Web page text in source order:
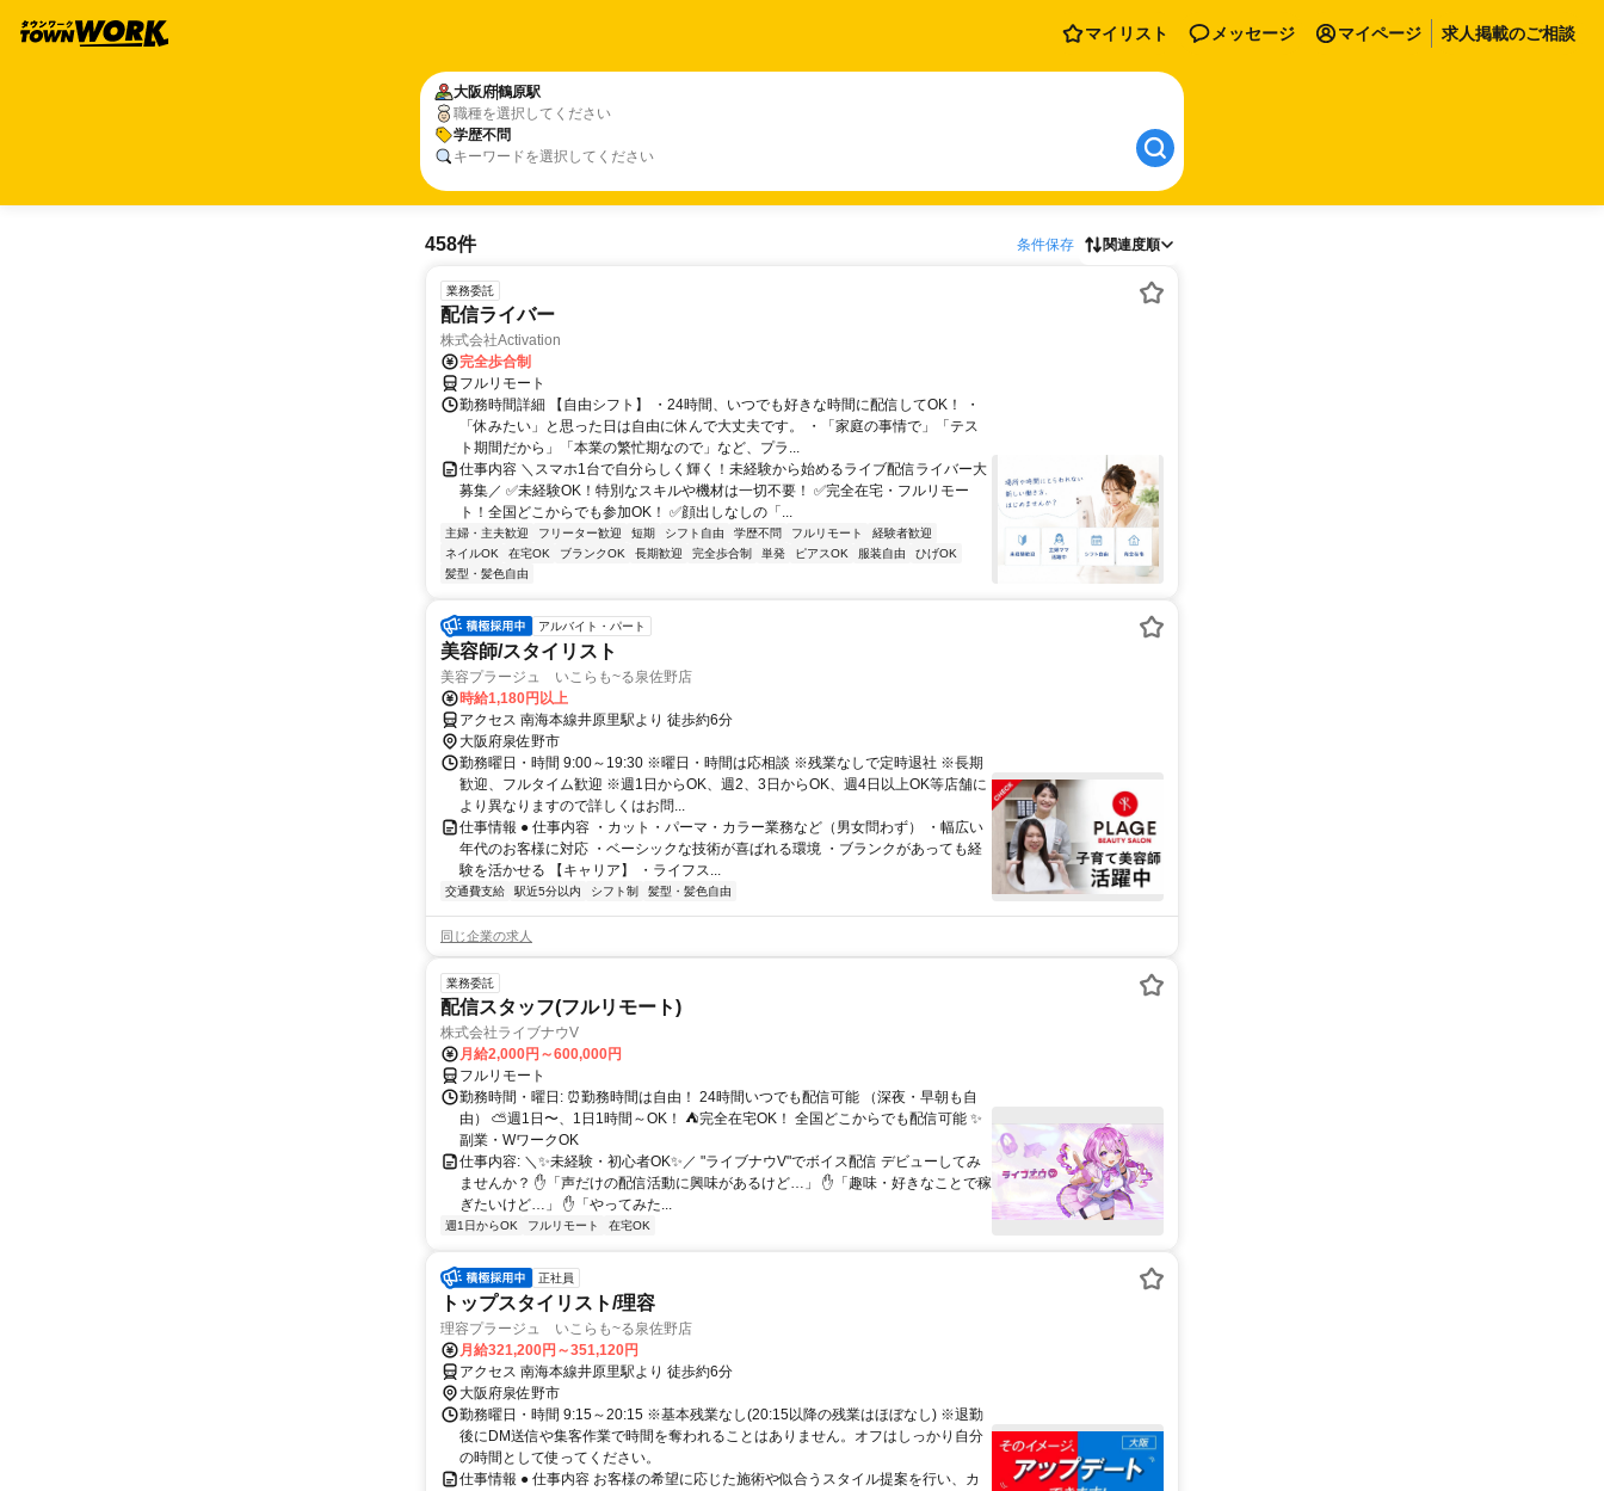
マイリスト メッセージ マイページ 求人掲載のご相談
大阪府鶴原駅
職種を選択してください
学歴不問
キーワードを選択してください
458件 条件保存 関連度順
業務委託
配信ライバー
株式会社Activation
完全歩合制
フルリモート
勤務時間詳細 【自由シフト】 ・24時間、いつでも好きな時間に配信してOK！ ・
「休みたい」と思った日は自由に休んで大丈夫です。 ・「家庭の事情で」「テス
ト期間だから」「本業の繁忙期なので」など、プラ...
仕事内容 ＼スマホ1台で自分らしく輝く！未経験から始めるライブ配信ライバー大
募集／ ✅未経験OK！特別なスキルや機材は一切不要！ ✅完全在宅・フルリモー
ト！全国どこからでも参加OK！ ✅顔出しなしの「...
主婦・主夫歓迎 フリーター歓迎 短期 シフト自由 学歴不問 フルリモート
経験者歓迎
ネイルOK
在宅OK ブランクOK 長期歓迎 完全歩合制 単発 ピアスOK 服装自由
ひげOK
髪型・髪色自由
アルバイト・パート
美容師/スタイリスト
美容プラージュ いこらも~る泉佐野店
時給1,180円以上
アクセス 南海本線井原里駅より 徒歩約6分
大阪府泉佐野市
勤務曜日・時間 9:00～19:30 ※曜日・時間は応相談 ※残業なしで定時退社 ※長期
歓迎、フルタイム歓迎 ※週1日からOK、週2、3日からOK、週4日以上OK等店舗に
より異なりますので詳しくはお問...
仕事情報 ● 仕事内容 ・カット・パーマ・カラー業務など（男女問わず） ・幅広い
年代のお客様に対応 ・ベーシックな技術が喜ばれる環境 ・ブランクがあっても経
験を活かせる 【キャリア】 ・ライフス...
交通費支給 駅近5分以内 シフト制 髪型・髪色自由
同じ企業の求人
業務委託
配信スタッフ(フルリモート)
株式会社ライブナウV
月給2,000円～600,000円
フルリモート
勤務時間・曜日: ⏰勤務時間は自由！ 24時間いつでも配信可能 （深夜・早朝も自
由） ⛅週1日〜、1日1時間～OK！ ⛺完全在宅OK！ 全国どこからでも配信可能 ✨
副業・WワークOK
仕事内容: ＼✨未経験・初心者OK✨／ "ライブナウV"でボイス配信 デビューしてみ
ませんか？ ✋「声だけの配信活動に興味があるけど…」 ✋「趣味・好きなことで稼
ぎたいけど…」 ✋「やってみた...
週1日からOK フルリモート 在宅OK
正社員
トップスタイリスト/理容
理容プラージュ いこらも~る泉佐野店
月給321,200円～351,120円
アクセス 南海本線井原里駅より 徒歩約6分
大阪府泉佐野市
勤務曜日・時間 9:15～20:15 ※基本残業なし(20:15以降の残業はほぼなし) ※退勤
後にDM送信や集客作業で時間を奪われることはありません。オフはしっかり自分
の時間として使ってください。
仕事情報 ● 仕事内容 お客様の希望に応じた施術や似合うスタイル提案を行い、カ